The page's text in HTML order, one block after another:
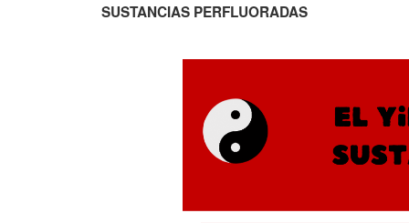
SUSTANCIAS PERFLUORADAS